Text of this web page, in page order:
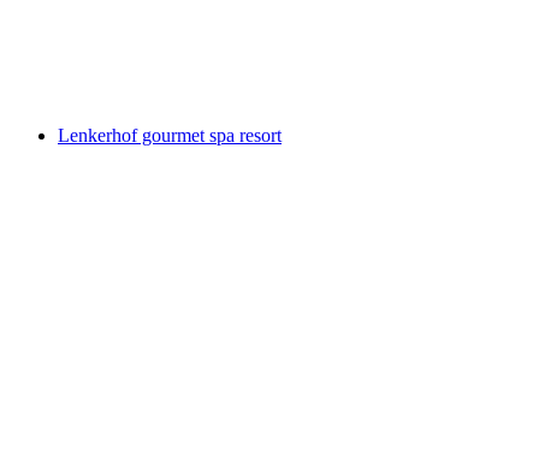
Lenkerhof gourmet spa resort